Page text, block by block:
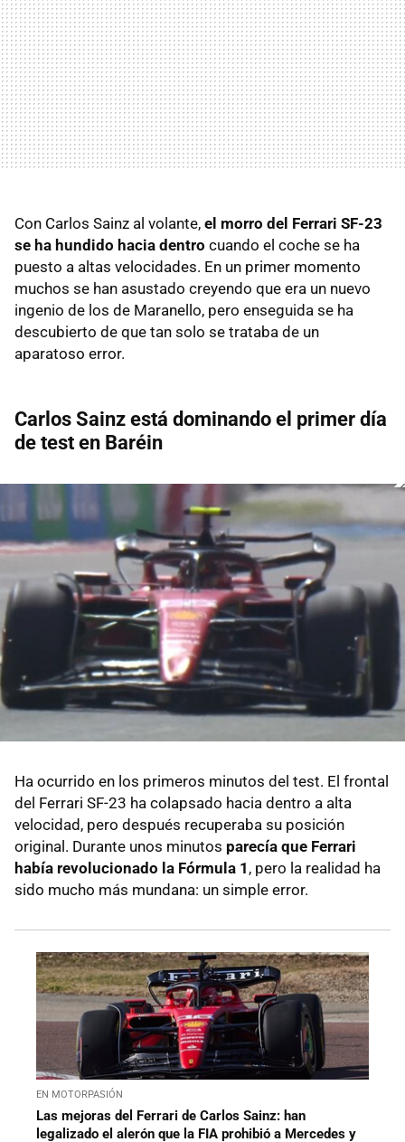
Con Carlos Sainz al volante, el morro del Ferrari SF-23
se ha hundido hacia dentro cuando el coche se ha
puesto a altas velocidades. En un primer momento
muchos se han asustado creyendo que era un nuevo
ingenio de los de Maranello, pero enseguida se ha
descubierto de que tan solo se trataba de un
aparatoso error.
Carlos Sainz está dominando el primer día
de test en Baréin
Ha ocurrido en los primeros minutos del test. El frontal
del Ferrari SF-23 ha colapsado hacia dentro a alta
velocidad, pero después recuperaba su posición
original. Durante unos minutos parecía que Ferrari
había revolucionado la Fórmula 1 , pero la realidad ha
sido mucho más mundana: un simple error.
EN MOTORPASIÓN
Las mejoras del Ferrari de Carlos Sainz: han
legalizado el alerón que la FIA prohibió a Mercedes y